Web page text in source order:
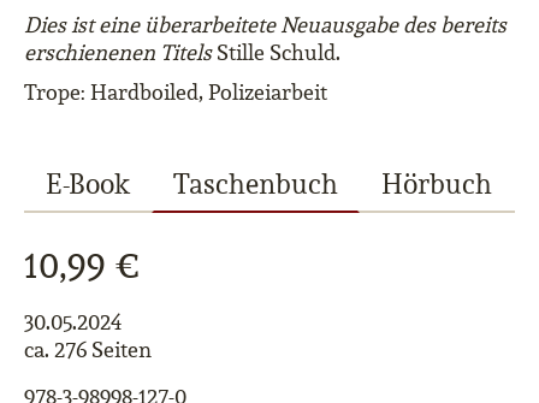
Dies ist eine überarbeitete Neuausgabe des bereits
erschienenen Titels Stille Schuld.
Trope: Hardboiled, Polizeiarbeit
E-Book Taschenbuch Hörbuch
10,99 €
30.05.2024
ca. 276 Seiten
978-3-98998-127-0